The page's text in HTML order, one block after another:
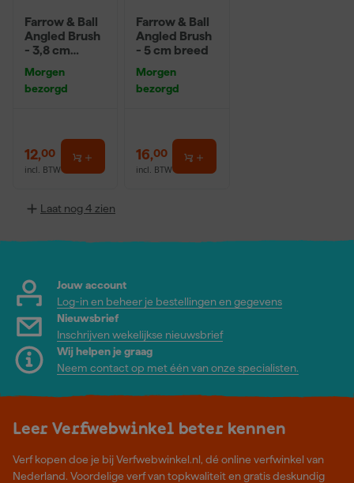
Farrow & Ball
Angled Brush
- 3,8 cm
Morgen
bezorgd
12,00
incl. BTW
Farrow & Ball
Angled Brush
- 5 cm breed
Morgen
bezorgd
16,00
incl. BTW
Laat nog 4 zien
Jouw account
Log-in en beheer je bestellingen en gegevens
Nieuwsbrief
Inschrijven wekelijkse nieuwsbrief
Wij helpen je graag
Neem contact op met één van onze specialisten.
Leer Verfwebwinkel beter kennen
Verf kopen doe je bij Verfwebwinkel.nl, dé online verfwinkel van
Nederland. Voordelige verf van topkwaliteit en gratis deskundig